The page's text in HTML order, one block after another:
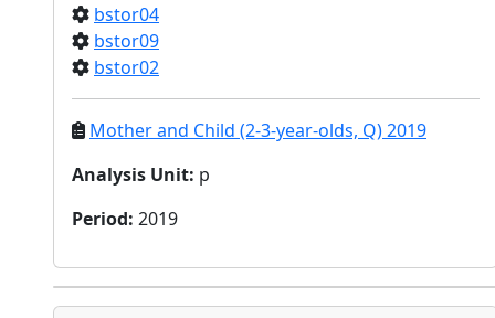
bstor04
bstor09
bstor02
Mother and Child (2-3-year-olds, Q) 2019
Analysis Unit: p
Period: 2019